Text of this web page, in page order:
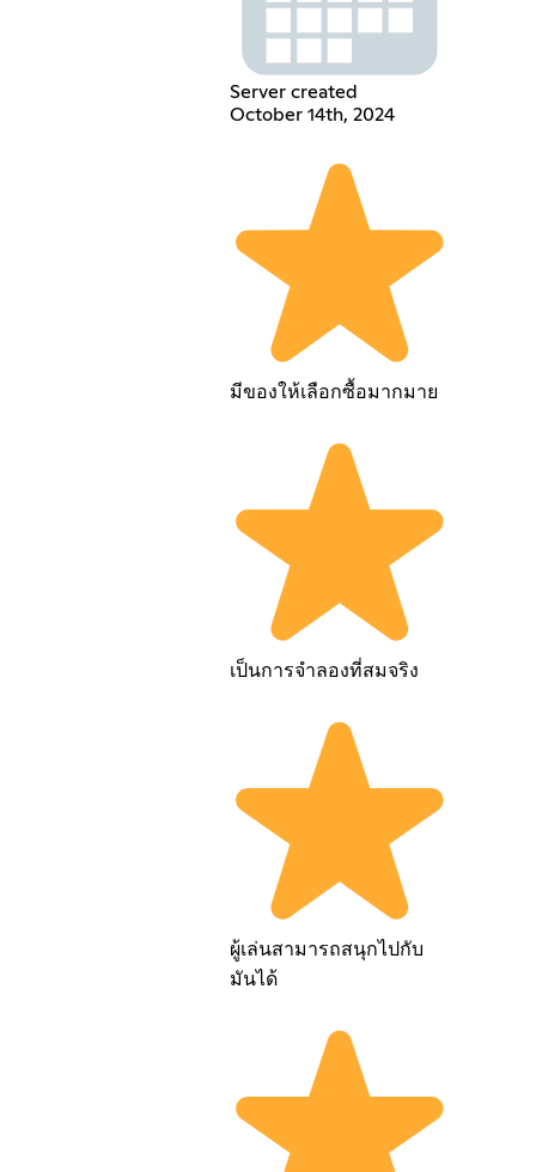
Server created
October 14th, 2024
มีของให้เลือกซื้อมากมาย
เป็นการจำลองที่สมจริง
ผู้เล่นสามารถสนุกไปกับ
มันได้